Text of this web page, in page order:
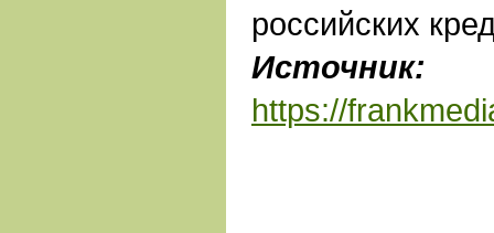
российских
Источник:
https://